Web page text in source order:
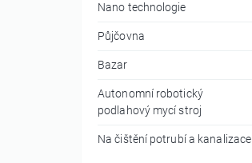
Nano technologie
Půjčovna
Bazar
Autonomní robotický
podlahový mycí stroj
Na čištění potrubí a kanalizace